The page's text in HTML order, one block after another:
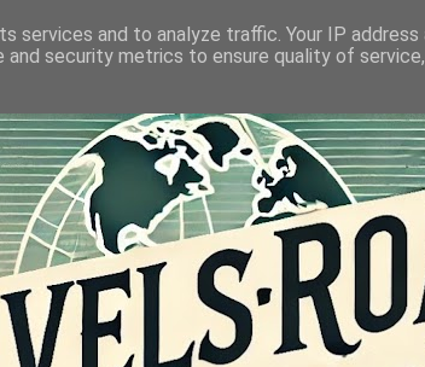
services and to analyze traffic. Your IP address
security metrics to ensure quality of